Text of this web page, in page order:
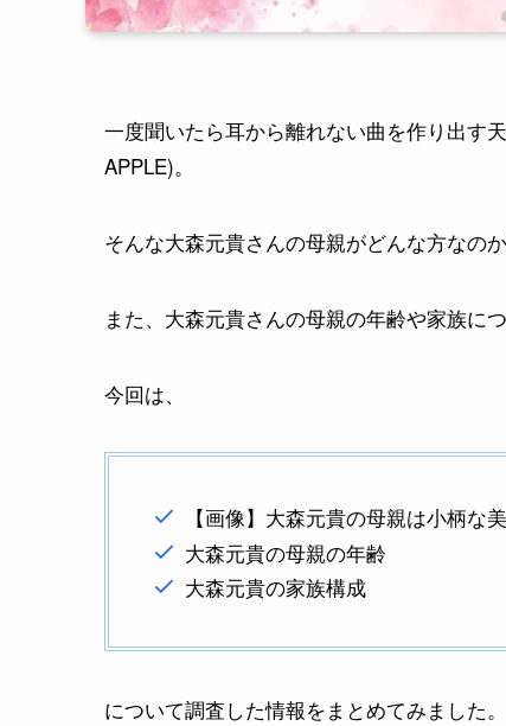
一度聞いたら耳から離れない曲を作り出す
APPLE)。
そんな大森元貴さんの母親がどんな方なの
また、大森元貴さんの母親の年齢や家族に
今回は、
【画像】大森元貴の母親は小柄な
大森元貴の母親の年齢
大森元貴の家族構成
について調査した情報をまとめてみました。